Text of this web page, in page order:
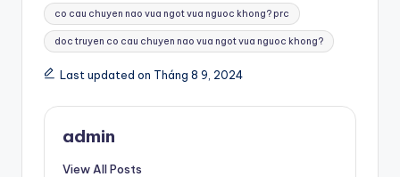
co cau chuyen nao vua ngot vua nguoc khong? prc
doc truyen co cau chuyen nao vua ngot vua nguoc khong?
Last updated on Tháng 8 9, 2024
admin
View All Posts